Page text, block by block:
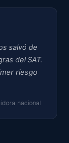
salvó de
del SAT.
riesgo
nacional